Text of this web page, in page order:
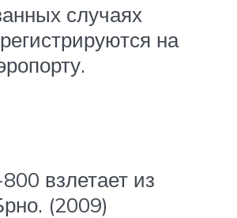
случаях
на
взлетает из
(2009)